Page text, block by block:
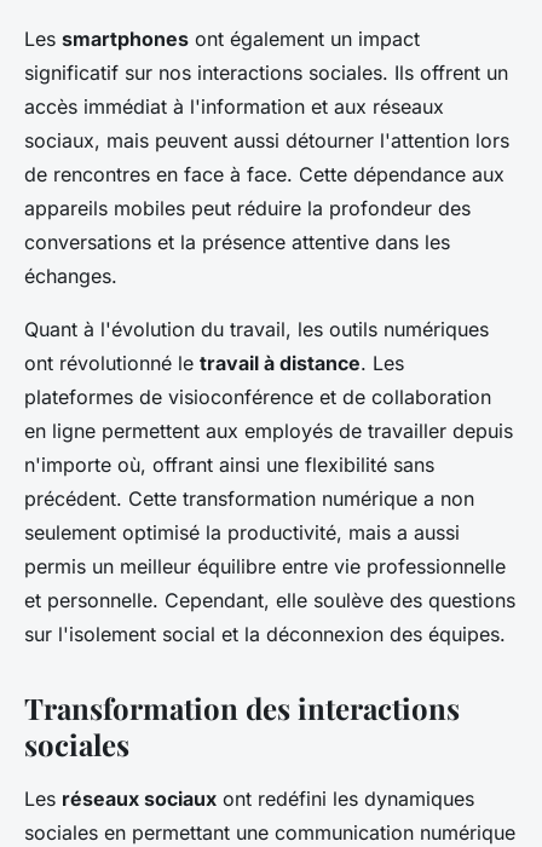
Les smartphones ont également un impact
significatif sur nos interactions sociales. Ils offrent un
accès immédiat à l'information et aux réseaux
sociaux, mais peuvent aussi détourner l'attention lors
de rencontres en face à face. Cette dépendance aux
appareils mobiles peut réduire la profondeur des
conversations et la présence attentive dans les
échanges.
Quant à l'évolution du travail, les outils numériques
ont révolutionné le travail à distance. Les
plateformes de visioconférence et de collaboration
en ligne permettent aux employés de travailler depuis
n'importe où, offrant ainsi une flexibilité sans
précédent. Cette transformation numérique a non
seulement optimisé la productivité, mais a aussi
permis un meilleur équilibre entre vie professionnelle
et personnelle. Cependant, elle soulève des questions
sur l'isolement social et la déconnexion des équipes.
Transformation des interactions
sociales
Les réseaux sociaux ont redéfini les dynamiques
sociales en permettant une communication numérique